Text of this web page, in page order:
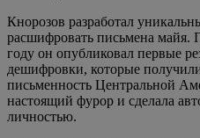
Кнорозов разработал
расшифровать письмена майя.
году он опубликовал первые
дешифровки, которые
письменность Центральной
настоящий фурор и сделала
личностью.